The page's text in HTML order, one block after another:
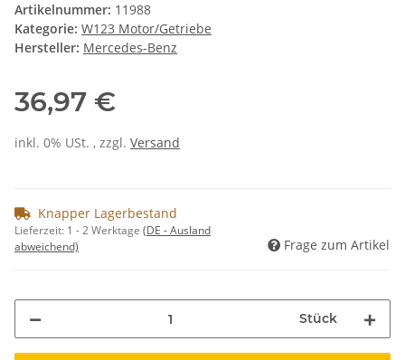
Artikelnummer: 11988
Kategorie: W123 Motor/Getriebe
Hersteller: Mercedes-Benz
36,97 €
inkl. 0% USt. , zzgl. Versand
Knapper Lagerbestand
Lieferzeit: 1 - 2 Werktage (DE - Ausland
abweichend)
Frage zum Artikel
Stück